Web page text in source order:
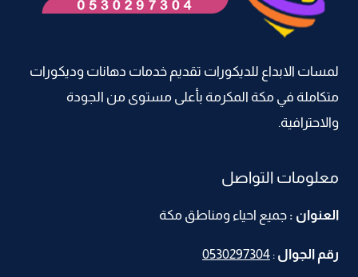
لمسات الابداع للديكورات تقديم خدمات دهانات وديكورات
متكاملة في مكة المكرمة بأعلى مستوى من الجودة
والاحترافية.
معلومات التواصل
العنوان : جميع احياء ومناطق مكة
رقم الجوال :
0530297304